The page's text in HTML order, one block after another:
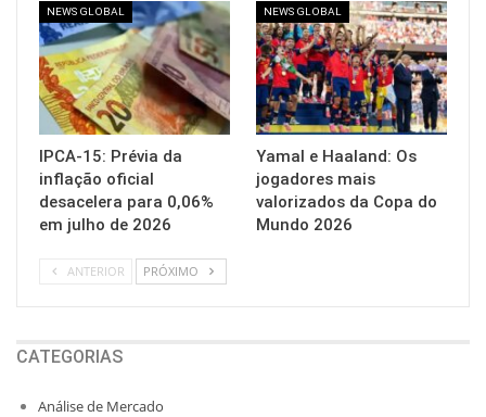
NEWS GLOBAL
IPCA-15: Prévia da
inflação oficial
desacelera para 0,06%
em julho de 2026
NEWS GLOBAL
Yamal e Haaland: Os
jogadores mais
valorizados da Copa do
Mundo 2026
ANTERIOR PRÓXIMO
CATEGORIAS
Análise de Mercado